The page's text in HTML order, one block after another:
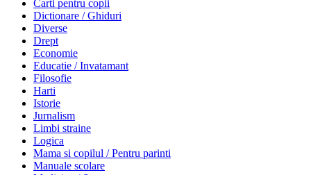
Carti pentru copii
Dictionare / Ghiduri
Diverse
Drept
Economie
Educatie / Invatamant
Filosofie
Harti
Istorie
Jurnalism
Limbi straine
Logica
Mama si copilul / Pentru parinti
Manuale scolare